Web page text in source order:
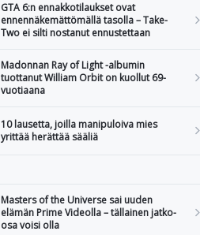
GTA 6:n ennakkotilaukset ovat
ennennäkemättömällä tasolla – Take-
Two ei silti nostanut ennustettaan
Madonnan Ray of Light -albumin
tuottanut William Orbit on kuollut 69-
vuotiaana
10 lausetta, joilla manipuloiva mies
yrittää herättää sääliä
Masters of the Universe sai uuden
elämän Prime Videolla – tällainen jatko-
osa voisi olla